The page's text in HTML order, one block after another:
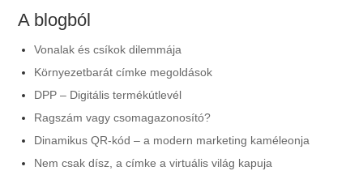
A blogból
Vonalak és csíkok dilemmája
Környezetbarát címke megoldások
DPP – Digitális termékútlevél
Ragszám vagy csomagazonosító?
Dinamikus QR-kód – a modern marketing kaméleonja
Nem csak dísz, a címke a virtuális világ kapuja